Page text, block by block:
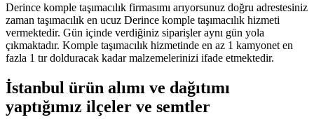
Derince komple taşımacılık firmasımı arıyorsunuz doğru adrestesiniz
zaman taşımacılık en ucuz Derince komple taşımacılık hizmeti
vermektedir. Gün içinde verdiğiniz siparişler aynı gün yola
çıkmaktadır. Komple taşımacılık hizmetinde en az 1 kamyonet en
fazla 1 tır dolduracak kadar malzemelerinizi ifade etmektedir.
İstanbul ürün alımı ve dağıtımı
yaptığımız ilçeler ve semtler